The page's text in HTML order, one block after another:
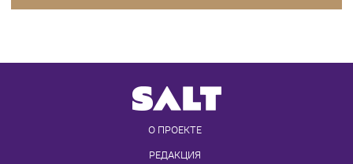
О ПРОЕКТЕ
РЕДАКЦИЯ